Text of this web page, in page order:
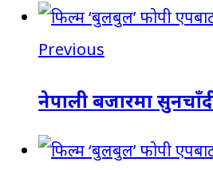
Previous
नेपाली बजारमा